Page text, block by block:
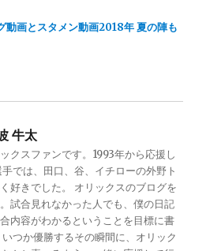
動画とスタメン動画2018年 夏の陣も
牛太
クスファンです。1993年から応援し
では、田口、谷、イチローの外野ト
好きでした。 オリックスのブログを
試合見れなかった人でも、僕の日記
内容がわかるということを目標に書
つか優勝するその瞬間に、オリック